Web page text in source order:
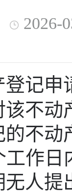
登记申
不
不动
工作日
人提